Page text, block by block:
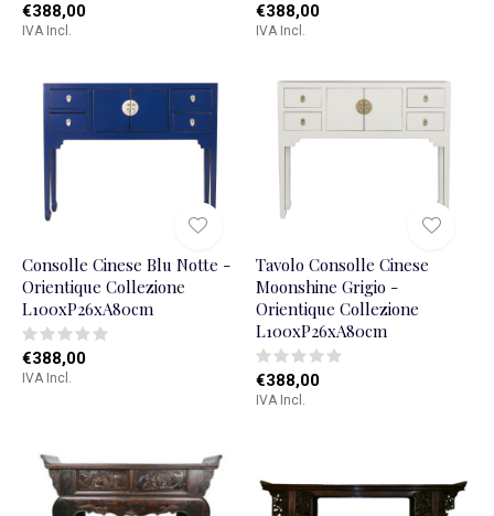
€388,00
IVA Incl.
€388,00
IVA Incl.
Consolle Cinese Blu Notte -
Orientique Collezione
L100xP26xA80cm
€388,00
IVA Incl.
Tavolo Consolle Cinese
Moonshine Grigio -
Orientique Collezione
L100xP26xA80cm
€388,00
IVA Incl.